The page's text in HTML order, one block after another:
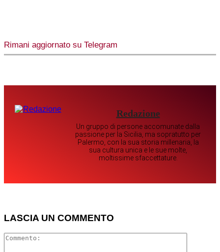
Rimani aggiornato su Telegram
Redazione
Un gruppo di persone accomunate dalla
passione per la Sicilia, ma sopratutto per
Palermo, con la sua storia millenaria, la
sua cultura unica e le sue molte,
moltissime sfaccettature.
LASCIA UN COMMENTO